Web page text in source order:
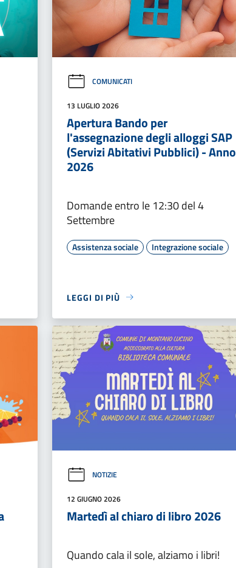
COMUNICATI
13 LUGLIO 2026
Apertura Bando per
l'assegnazione degli alloggi SAP
(Servizi Abitativi Pubblici) - Anno
2026
Domande entro le 12:30 del 4
Settembre
Assistenza sociale Integrazione sociale
LEGGI DI PIÙ
NOTIZIE
12 GIUGNO 2026
Martedì al chiaro di libro 2026
Quando cala il sole, alziamo i libri!